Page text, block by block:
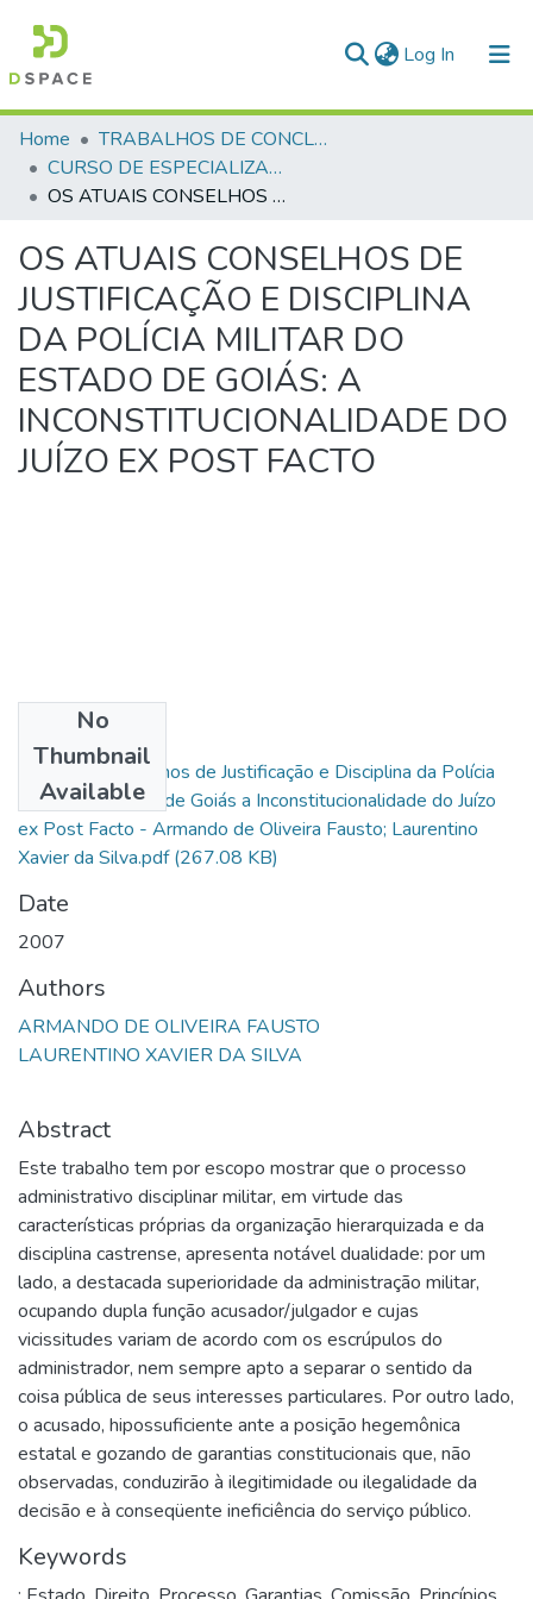
Log In (current)
Communities & Collections
All of DSpace
Home
TRABALHOS DE CONCLUSÃO DE CURSO - CEGESP (CURSO DE ESPECIALIZAÇÃO EM GERENCIAMENTO EM SEGURANÇA PÚBLICA)
CURSO DE ESPECIALIZAÇÃO EM GERENCIAMENTO EM SEGURANÇA PÚBLICA - CEGESP - 2007
OS ATUAIS CONSELHOS DE JUSTIFICAÇÃO E DISCIPLINA DA POLÍCIA MILITAR DO ESTADO DE GOIÁS: A INCONSTITUCIONALIDADE DO JUÍZO EX POST FACTO
OS ATUAIS CONSELHOS DE
JUSTIFICAÇÃO E DISCIPLINA
DA POLÍCIA MILITAR DO
ESTADO DE GOIÁS: A
INCONSTITUCIONALIDADE DO
JUÍZO EX POST FACTO
No
Thumbnail
Available
Os Atuais Conselhos de Justificação e Disciplina da Polícia
Militar do Estado de Goiás a Inconstitucionalidade do Juízo
ex Post Facto - Armando de Oliveira Fausto; Laurentino
Xavier da Silva.pdf(267.08 KB)
Date
2007
Authors
ARMANDO DE OLIVEIRA FAUSTO
LAURENTINO XAVIER DA SILVA
Abstract
Este trabalho tem por escopo mostrar que o processo
administrativo disciplinar militar, em virtude das
características próprias da organização hierarquizada e da
disciplina castrense, apresenta notável dualidade: por um
lado, a destacada superioridade da administração militar,
ocupando dupla função acusador/julgador e cujas
vicissitudes variam de acordo com os escrúpulos do
administrador, nem sempre apto a separar o sentido da
coisa pública de seus interesses particulares. Por outro lado,
o acusado, hipossuficiente ante a posição hegemônica
estatal e gozando de garantias constitucionais que, não
observadas, conduzirão à ilegitimidade ou ilegalidade da
decisão e à conseqüente ineficiência do serviço público.
Keywords